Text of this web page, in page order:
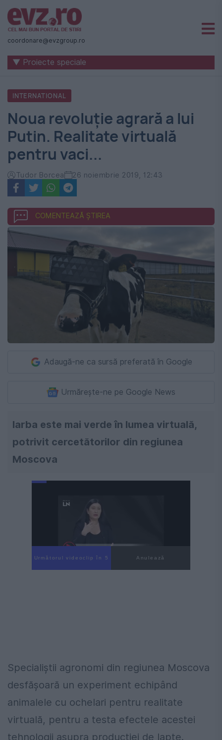
Știri
naționale
internaționale
România
-
Evenimentul
Zilei
coordonare@evzgroup.ro
▼ Proiecte speciale
INTERNATIONAL
Noua revoluție agrară a lui
Putin. Realitate virtuală
pentru vaci...
Tudor Borcea 26 noiembrie 2019, 12:43
COMENTEAZĂ ȘTIREA
Adaugă-ne ca sursă preferată în Google
Urmărește-ne pe Google News
Iarba este mai verde în lumea virtuală,
potrivit cercetătorilor din regiunea
Moscova
Următorul videoclip în 4 Anulează
Specialiștii agronomi din regiunea Moscova
desfășoară un experiment echipând
animalele cu ochelari pentru realitate
virtuală, pentru a testa efectele acestei
tehnologii asupra producției de lapte.